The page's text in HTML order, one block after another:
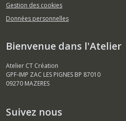
Gestion des cookies
Données personnelles
Bienvenue dans l'Atelier
Atelier CT Création
GPF-IMP ZAC LES PIGNES BP 87010
09270 MAZERES
Suivez nous